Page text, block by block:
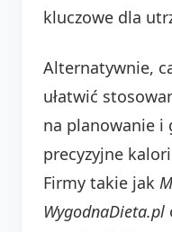
kluczowe dla
Alternatywnie,
ułatwić
na planowanie i
precyzyjne
Firmy takie jak
WygodnaDieta.pl